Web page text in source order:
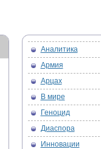
Аналитика
Армия
Арцах
В мире
Геноцид
Диаспора
Инновации